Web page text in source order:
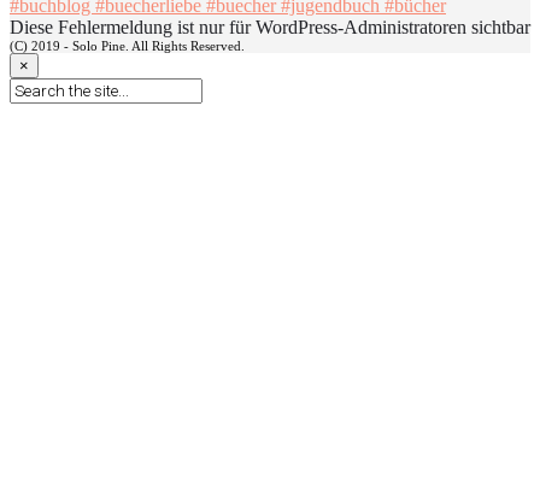
Diese Fehlermeldung ist nur für WordPress-Administratoren sichtbar
(C) 2019 - Solo Pine. All Rights Reserved.
×